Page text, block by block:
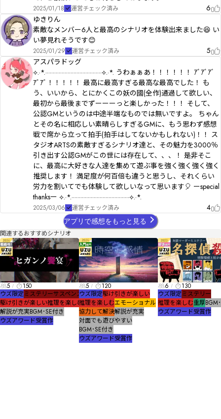
2025/01/18 運営チェック済み
6
ゆきりん
素敵なメンバー6人と最高のシナリオを体験出来ました😆 い
い夢見れそうです😊
2025/01/29 運営チェック済み
5
アスパラドッグ
⟡.·*.······································⟡.·*. うわぁぁあ！！！！！！ ｱﾞｱﾞｱﾞ
ｱﾞｱﾞ！！！！！ 最高に最高すぎる最高な最高でした！ も
う、いいから、とにかくこの妖の國(全作)通過して欲しい、
最初から最後までずーーーっと楽しかった！！！ そして、
公認GMというのは中途半端なものでは無いですよ。 ちゃん
とその名に相応しい素晴らしすぎるGMに、もう思わず感想
戦で席から立って拍手(拍手はしてないかもしれない)！！ ス
タジオARTSの素敵すぎるシナリオ達と、その魅力を3000％
引き出す公認GMがこの世には存在して、、、！ 是非そこ
に、最高に大好きな人達を集めて遊ぶ事を強く強く強く強く
推奨します！ 満足度が何百倍も違うと思うし、それくらい
労力を割いてでも体験して欲しいなって思います🎈 ーspecial
thanksー ⟡.·*.·······································⟡.·*.
2025/03/06 運営チェック済み 4
アプリで感想をもっと見る
関連するおすすめシナリオ
5
150
ウズ限定ミステリーサスペンス
駆け引きが楽しい推理を楽しむ
解説が充実BGM･SE付き
ウズアワード受賞作
5
120
ウズ限定駆け引きが楽しい
推理を楽しむエモーショナル
協力して解決解説が充実
対面でも遊びやすい
BGM･SE付き
ウズアワード受賞作
6
130
ウズ限定ミステリー
推理を楽しむ重厚BGM
ウズアワード受賞作